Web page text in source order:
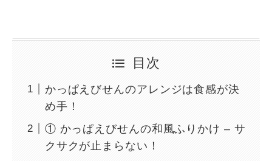
目次
かっぱえびせんのアレンジは食感が決
め手！
① かっぱえびせんの和風ふりかけ – サ
クサクが止まらない！